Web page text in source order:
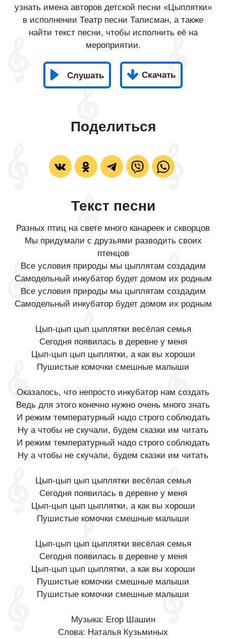
узнать имена авторов детской песни «Цыплятки»
в исполнении Театр песни Талисман, а также
найти текст песни, чтобы исполнить её на
мероприятии.
Слушать Скачать
Поделиться
Текст песни
Разных птиц на свете много канареек и скворцов
Мы придумали с друзьями разводить своих
птенцов
Все условия природы мы цыплятам создадим
Самодельный инкубатор будет домом их родным
Все условия природы мы цыплятам создадим
Самодельный инкубатор будет домом их родным
Цып-цып цып цыплятки весёлая семья
Сегодня появилась в деревне у меня
Цып-цып цып цыплятки, а как вы хороши
Пушистые комочки смешные малыши
Оказалось, что непросто инкубатор нам создать
Ведь для этого конечно нужно очень много знать
И режим температурный надо строго соблюдать
Ну а чтобы не скучали, будем сказки им читать
И режим температурный надо строго соблюдать
Ну а чтобы не скучали, будем сказки им читать
Цып-цып цып цыплятки весёлая семья
Сегодня появилась в деревне у меня
Цып-цып цып цыплятки, а как вы хороши
Пушистые комочки смешные малыши
Цып-цып цып цыплятки весёлая семья
Сегодня появилась в деревне у меня
Цып-цып цып цыплятки, а как вы хороши
Пушистые комочки смешные малыши
Пушистые комочки смешные малыши
Музыка: Егор Шашин
Слова: Наталья Кузьминых